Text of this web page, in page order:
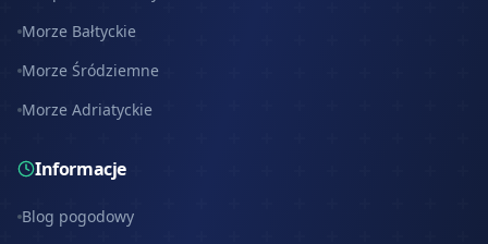
Morze Bałtyckie
Morze Śródziemne
Morze Adriatyckie
Informacje
Blog pogodowy